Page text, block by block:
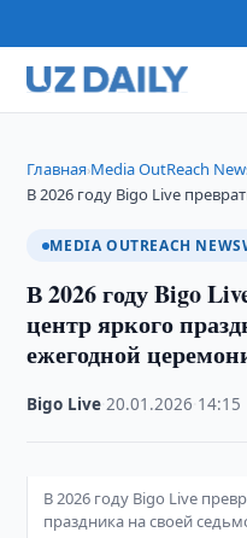
Главная›Media OutReach
В 2026 году Bigo Live
MEDIA OUTREACH
В 2026 году Bigo
центр яркого
ежегодной
Bigo Live ·20.01.2026 14:15
В 2026 году Bigo Live
праздника на своей